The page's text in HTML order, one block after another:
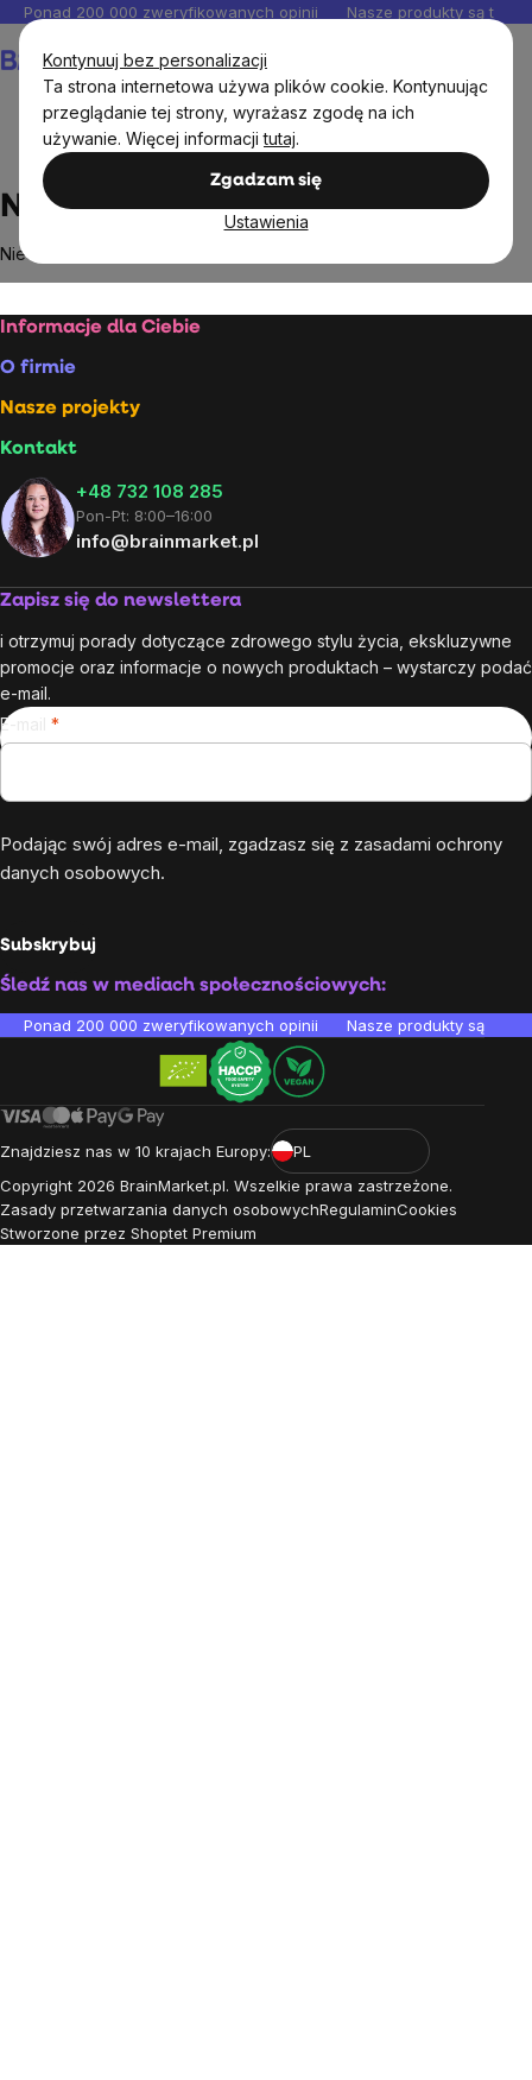
Kontynuuj bez personalizacji
Ta strona internetowa używa plików cookie. Kontynuując
przeglądanie tej strony, wyrażasz zgodę na ich
używanie. Więcej informacjitutaj.
Zgadzam się
Ustawienia
Przejść
do
treści
Ponad 200 000 zweryfikowanych opinii Nasze produkty są
Natura Siberica
Natura Siberica
Nie znaleziono towarów marki
Stopka
Informacje dla Ciebie
O firmie
Nasze projekty
Kontakt
+48 732 108 285
Pon-Pt: 8:00–16:00
info@brainmarket.pl
Zapisz się do newslettera
i otrzymuj porady dotyczące zdrowego stylu życia, ekskluzywne
promocje oraz informacje o nowych produktach – wystarczy podać
e-mail.
E-mail
Podając swój adres e-mail, zgadzasz się z zasadami ochrony
danych osobowych.
Subskrybuj
Śledź nas w mediach społecznościowych:
Ponad 200 000 zweryfikowanych opinii Nasze produkty są
Znajdziesz nas w 10 krajach Europy:
PL
Copyright 2026 BrainMarket.pl. Wszelkie prawa zastrzeżone.
Zasady przetwarzania danych osobowychRegulaminCookies
Stworzone przez Shoptet Premium